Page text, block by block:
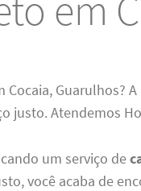
Cocaia, Guarulhos?
justo. Atendemos
um serviço de
você acaba de